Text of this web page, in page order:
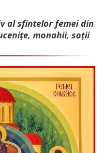
al sfintelor femei din
monahii, soții